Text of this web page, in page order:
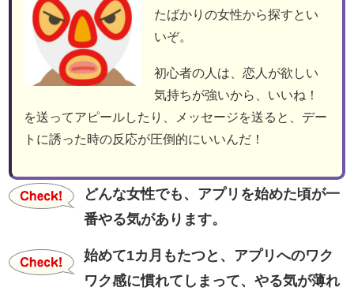
たばかりの女性から探すとい
いぞ。
初心者の人は、恋人が欲しい
気持ちが強いから、いいね！
を送ってアピールしたり、メッセージを送ると、デー
トに誘った時の反応が圧倒的にいいんだ！
どんな女性でも、アプリを始めた頃が一
番やる気があります。
始めて1カ月もたつと、アプリへのワク
ワク感に慣れてしまって、やる気が薄れ